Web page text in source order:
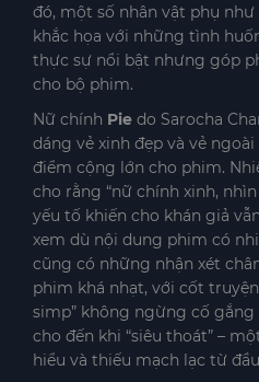
đó, một số nhân vật phụ như
khắc họa với những tình
thực sự nổi bật nhưng góp
cho bộ phim.
Nữ chính Pie do Sarocha
dáng vẻ xinh đẹp và vẻ
điểm cộng lớn cho phim.
cho rằng “nữ chính xinh,
yếu tố khiến cho khán giả
xem dù nội dung phim có
cũng có những nhận xét
phim khá nhạt, với cốt
simp” không ngừng cố
cho đến khi “siêu thoát” –
hiểu và thiếu mạch lạc từ